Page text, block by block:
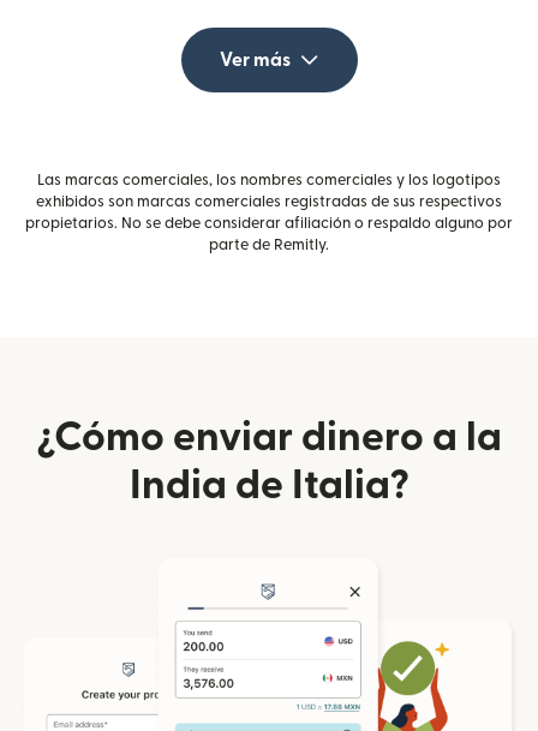
Ver más
Las marcas comerciales, los nombres comerciales y los logotipos
exhibidos son marcas comerciales registradas de sus respectivos
propietarios. No se debe considerar afiliación o respaldo alguno por
parte de Remitly.
¿Cómo enviar dinero a la
India de Italia?